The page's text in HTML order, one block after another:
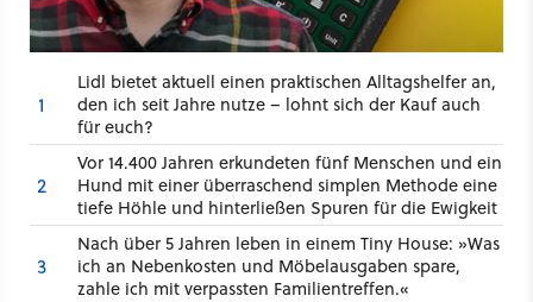
1
Lidl bietet aktuell einen praktischen Alltagshelfer an,
den ich seit Jahre nutze – lohnt sich der Kauf auch
für euch?
2
Vor 14.400 Jahren erkundeten fünf Menschen und ein
Hund mit einer überraschend simplen Methode eine
tiefe Höhle und hinterließen Spuren für die Ewigkeit
3
Nach über 5 Jahren leben in einem Tiny House: »Was
ich an Nebenkosten und Möbelausgaben spare,
zahle ich mit verpassten Familientreffen.«